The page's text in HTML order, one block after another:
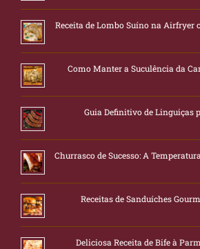
Receita de Lombo Suíno na Airfryer
Como Manter a Suculência da
Guia Definitivo de Linguiças
Churrasco de Sucesso: A
Receitas de Sanduíches
Deliciosa Receita de Bife à